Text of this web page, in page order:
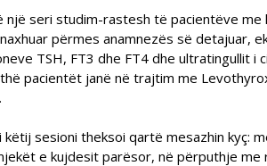
një seri studim-rastesh të pacientëve
përmes anamnezës së detajuar,
TSH, FT3 dhe FT4 dhe ultratingullit i
pacientët janë në trajtim me
këtij sesioni theksoi qartë mesazhin kyç:
e kujdesit parësor, në përputhje